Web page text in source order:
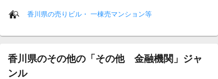
香川県の売りビル・ 一棟売マンション等
香川県のその他の「その他 金融機関」ジャ
ンル